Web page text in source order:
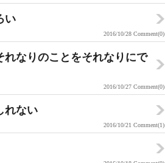
い
2016/10/28 Comment(0)
なりのことをそれなりにで
2016/10/27 Comment(0)
れない
2016/10/21 Comment(1)